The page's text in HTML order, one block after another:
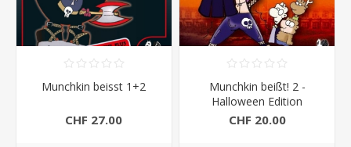
Munchkin beisst 1+2
CHF 27.00
Munchkin beißt! 2 -
Halloween Edition
Höllenhose
CHF 20.00